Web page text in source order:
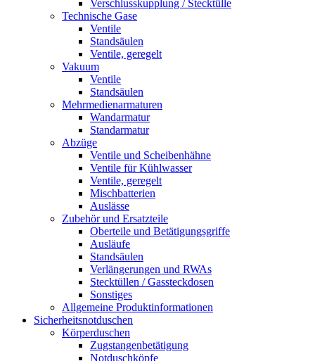
Verschlusskupplung / Stecktülle
Technische Gase
Ventile
Standsäulen
Ventile, geregelt
Vakuum
Ventile
Standsäulen
Mehrmedienarmaturen
Wandarmatur
Standarmatur
Abzüge
Ventile und Scheibenhähne
Ventile für Kühlwasser
Ventile, geregelt
Mischbatterien
Auslässe
Zubehör und Ersatzteile
Oberteile und Betätigungsgriffe
Ausläufe
Standsäulen
Verlängerungen und RWAs
Stecktüllen / Gassteckdosen
Sonstiges
Allgemeine Produktinformationen
Sicherheitsnotduschen
Körperduschen
Zugstangenbetätigung
Notduschköpfe